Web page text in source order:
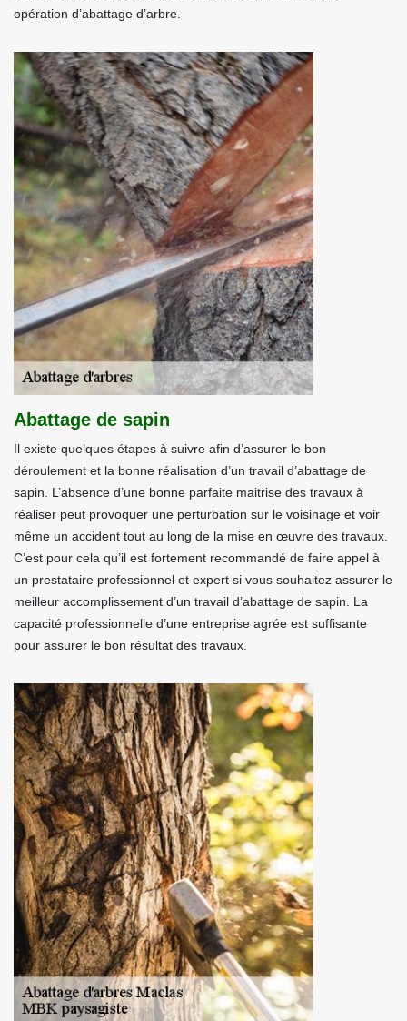
opération d’abattage d’arbre.
Abattage de sapin
Il existe quelques étapes à suivre afin d’assurer le bon
déroulement et la bonne réalisation d’un travail d’abattage de
sapin. L’absence d’une bonne parfaite maitrise des travaux à
réaliser peut provoquer une perturbation sur le voisinage et voir
même un accident tout au long de la mise en œuvre des travaux.
C’est pour cela qu’il est fortement recommandé de faire appel à
un prestataire professionnel et expert si vous souhaitez assurer le
meilleur accomplissement d’un travail d’abattage de sapin. La
capacité professionnelle d’une entreprise agrée est suffisante
pour assurer le bon résultat des travaux.